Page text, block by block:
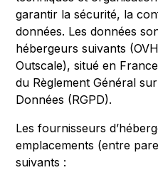
garantir la sécurité, la
données. Les données
hébergeurs suivants
Outscale), situé en
du Règlement Général
Données (RGPD).
Les fournisseurs
emplacements (entre
suivants :